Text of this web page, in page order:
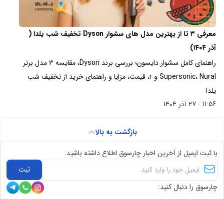
معرفی ۳ تا از بهترین مدل های سشوار Dyson تخفیف شب یلدا (
آذر ۱۴۰۴)
راهنمای کامل سشوار دایسون؛ بررسی برند Dyson، مقایسه ۳ مدل برتر
Supersonic، Nural و r، قیمت، مزایا و راهنمای خرید از تخفیف شب
یلدا
11:56 - 27 آذر 1404
بازگشت به بالا
با ثبت ایمیل از آخرین اخبار چارسوق اطلاع داشته باشید:
ثبت
چارسوق را دنبال کنید: